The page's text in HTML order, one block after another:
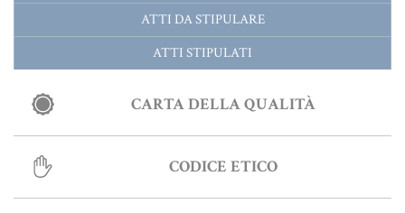
ATTI DA STIPULARE
ATTI STIPULATI
CARTA DELLA QUALITÀ
CODICE ETICO